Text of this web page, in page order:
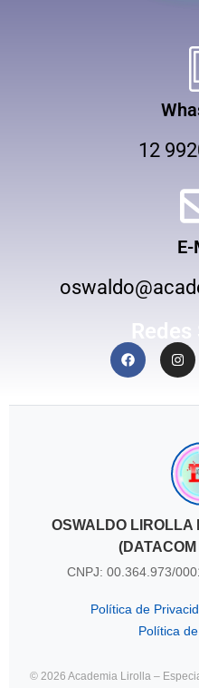
12
OSWALDO LIROLLA
CNPJ: 00.364.973/
Política de
Política
© 2026 Academia Lirolla –